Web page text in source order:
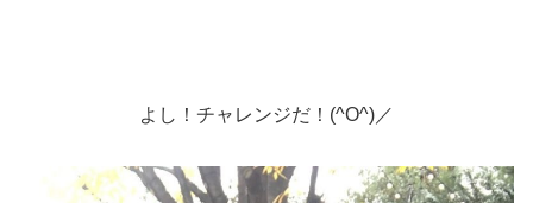
よし！チャレンジだ！(^O^)／